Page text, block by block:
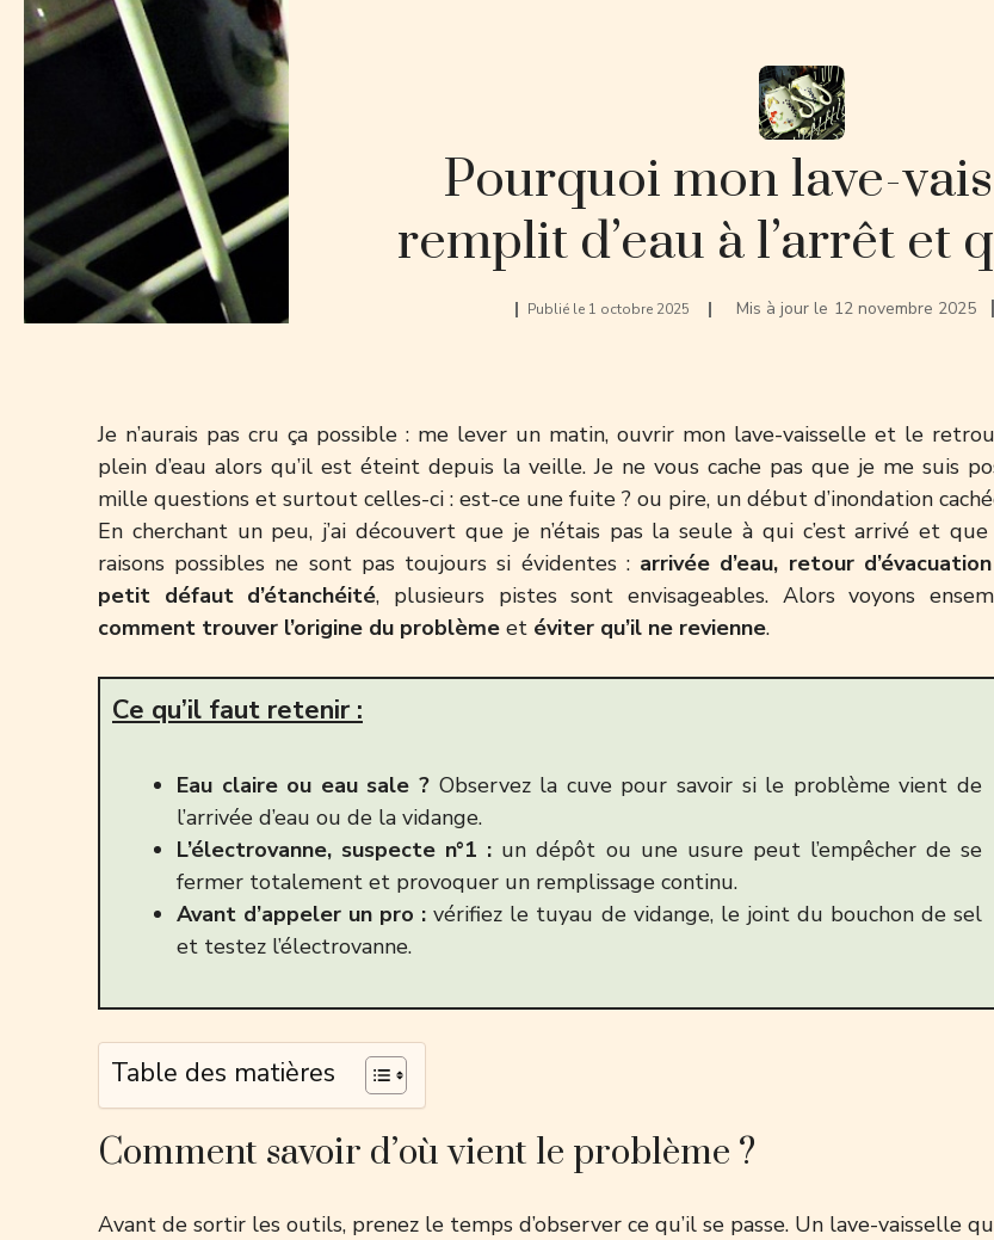
Pourquoi mon lave-
remplit d’eau à l’arrêt et
Publié le 1 octobre 2025 Mis à jour le 12 novembre 2025
Je n’aurais pas cru ça possible : me lever un matin, ouvrir mon lave-vaisselle et le
plein d’eau alors qu’il est éteint depuis la veille. Je ne vous cache pas que je me suis
mille questions et surtout celles-ci : est-ce une fuite ? ou pire, un début d’inondation
En cherchant un peu, j’ai découvert que je n’étais pas la seule à qui c’est arrivé et
raisons possibles ne sont pas toujours si évidentes : arrivée d’eau, retour
petit défaut d’étanchéité, plusieurs pistes sont envisageables. Alors voyons
comment trouver l’origine du problème et éviter qu’il ne revienne.
Ce qu’il faut retenir :
Eau claire ou eau sale ? Observez la cuve pour savoir si le problème vient de
l’arrivée d’eau ou de la vidange.
L’électrovanne, suspecte n°1 : un dépôt ou une usure peut l’empêcher de se
fermer totalement et provoquer un remplissage continu.
Avant d’appeler un pro : vérifiez le tuyau de vidange, le joint du bouchon de sel
et testez l’électrovanne.
Table des matières
Comment savoir d’où vient le problème ?
Avant de sortir les outils, prenez le temps d’observer ce qu’il se passe. Un lave-vaisselle